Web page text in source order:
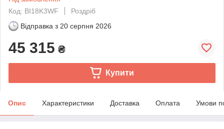
Код: BI18K3WF
Роздріб
Відправка з 20 серпня 2026
45 315 ₴
Купити
Опис Характеристики Доставка Оплата Умови